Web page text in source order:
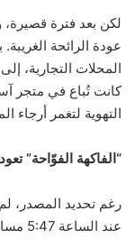
لكن بعد فترة قصيرة،
عودة الرائحة
المحلات التجارية،
كانت تُباع في متجر
التهوية لتغمر أرجاء
“الفاكهة الفوّاحة”
رغم تحديد المصدر،
عند